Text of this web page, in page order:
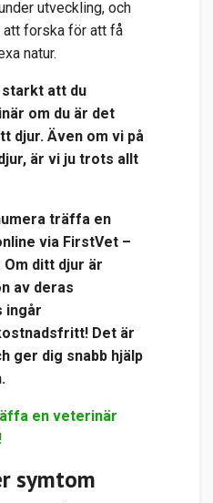
utveckling, och
forska för att få
natur.
att du
om du är det
djur. Även om vi på
är vi ju trots allt
träffa en
via FirstVet –
ditt djur är
av deras
ingår
Det är
ger dig snabb hjälp
en veterinär
symtom